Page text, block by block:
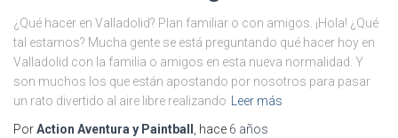
¿Qué hacer en Valladolid? Plan familiar o con amigos. ¡Hola! ¿Qué
tal estamos? Mucha gente se está preguntando qué hacer hoy en
Valladolid con la familia o amigos en esta nueva normalidad. Y
son muchos los que están apostando por nosotros para pasar
un rato divertido al aire libre realizando Leer más
PorAction Aventura y Paintball , hace 6 años